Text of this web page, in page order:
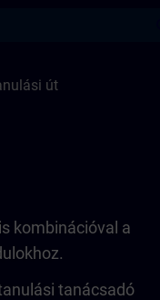
út
kombinációval a
tanácsadó